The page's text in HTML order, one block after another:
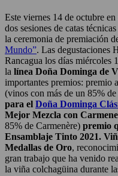
Este viernes 14 de octubre
dos sesiones de catas
la ceremonia de premiación
Mundo”. Las degustaciones
Rancagua los días miércoles
la línea Doña Dominga de
importantes premios: premio
(vinos con más de un 85%
para el Doña Dominga
Mejor Mezcla con
85% de Carmenère) premio
Ensamblaje Tinto 2021.
Medallas de Oro,
gran trabajo que ha venido
la viña colchagüina durante